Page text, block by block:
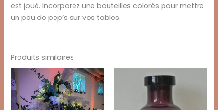
est joué. Incorporez une bouteilles colorés pour mettre
un peu de pep’s sur vos tables.
Produits similaires